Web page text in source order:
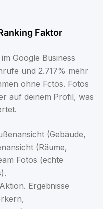
Faktor
Google Business
und 2.717% mehr
ohne Fotos. Fotos
auf deinem Profil, was
(Gebäude,
(Räume,
Fotos (echte
Ergebnisse